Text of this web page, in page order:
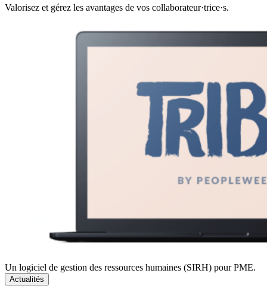
Valorisez et gérez les avantages de vos collaborateur·trice·s.
Un logiciel de gestion des ressources humaines (SIRH) pour PME.
Actualités